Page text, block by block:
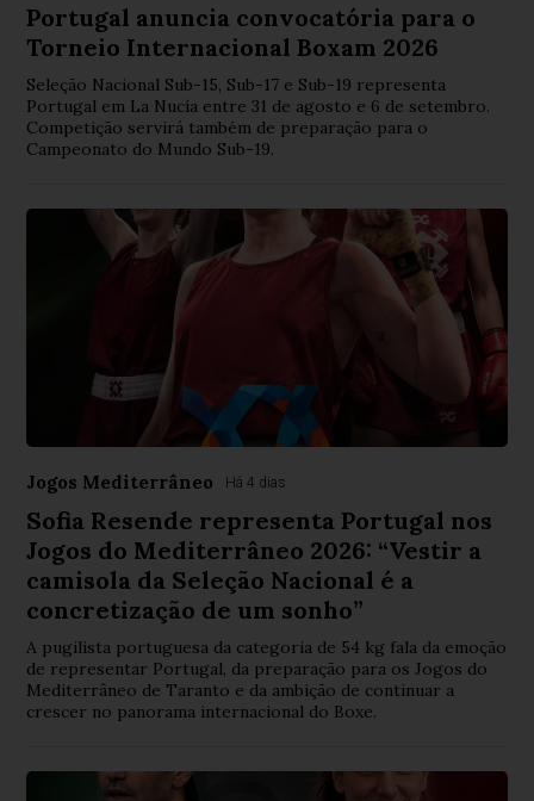
Portugal anuncia convocatória para o
Torneio Internacional Boxam 2026
Seleção Nacional Sub-15, Sub-17 e Sub-19 representa
Portugal em La Nucía entre 31 de agosto e 6 de setembro.
Competição servirá também de preparação para o
Campeonato do Mundo Sub-19.
Jogos Mediterrâneo Há 4 dias
Sofia Resende representa Portugal nos
Jogos do Mediterrâneo 2026: “Vestir a
camisola da Seleção Nacional é a
concretização de um sonho”
A pugilista portuguesa da categoria de 54 kg fala da emoção
de representar Portugal, da preparação para os Jogos do
Mediterrâneo de Taranto e da ambição de continuar a
crescer no panorama internacional do Boxe.